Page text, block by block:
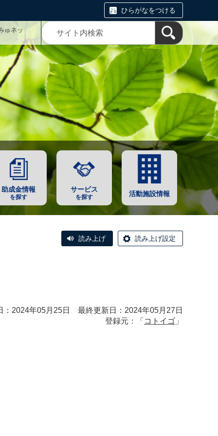
ひらがなをつける
ゅネッ
助成金情報
を探す
サービス
を探す 活動施設情報
読み上げ 読み上げ設定
：2024年05月25日 最終更新日：2024年05月27日
登録元：「 コトイゴ 」